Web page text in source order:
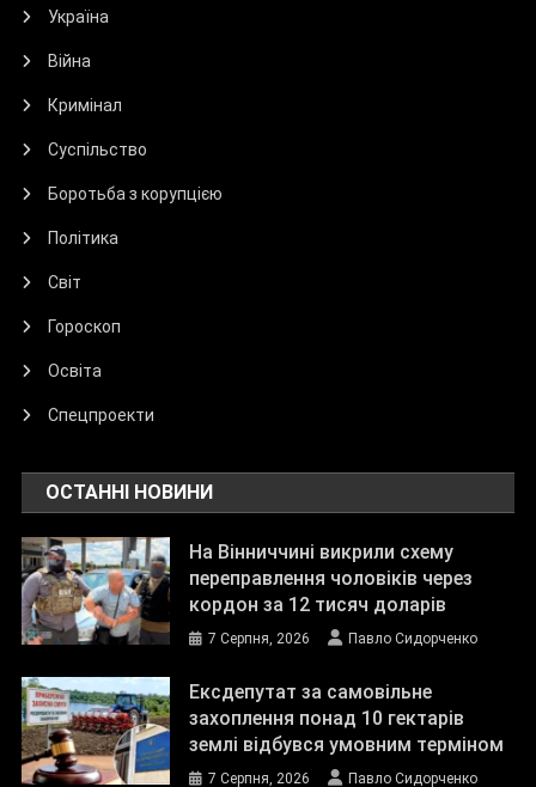
Україна
Війна
Кримінал
Суспільство
Боротьба з корупцією
Політика
Світ
Гороскоп
Освіта
Спецпроекти
ОСТАННІ НОВИНИ
На Вінниччині викрили схему
переправлення чоловіків через
кордон за 12 тисяч доларів
7 Серпня, 2026 Павло Сидорченко
Ексдепутат за самовільне
захоплення понад 10 гектарів
землі відбувся умовним терміном
7 Серпня, 2026 Павло Сидорченко